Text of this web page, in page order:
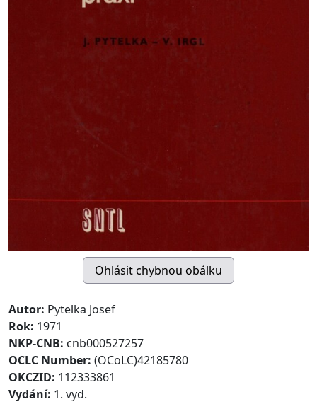
Autor: Pytelka Josef
Rok: 1971
NKP-CNB: cnb000527257
OCLC Number: (OCoLC)42185780
OKCZID: 112333861
Vydání: 1. vyd.